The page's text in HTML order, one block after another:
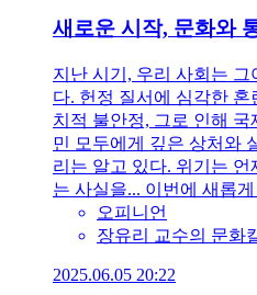
새로운 시작, 문화와
지난 시기, 우리 사회는
다. 헌정 질서에 심각한
치적 불안정, 그로 인해
민 모두에게 깊은 상처와
리는 알고 있다. 위기는
는 사실을... 이번에 새롭
오피니언
장유리 교수의 문화
2025.06.05 20:22